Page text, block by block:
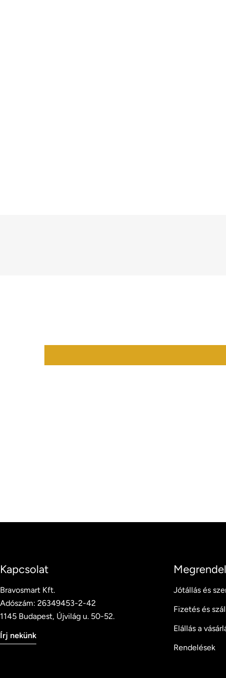
Kapcsolat
Bravosmart Kft.
Adószám: 26349453-2-42
1145 Budapest, Újvilág u. 50-52.
Írj nekünk
Jótállás és
Fizetés és
Elállás a
Rendelések